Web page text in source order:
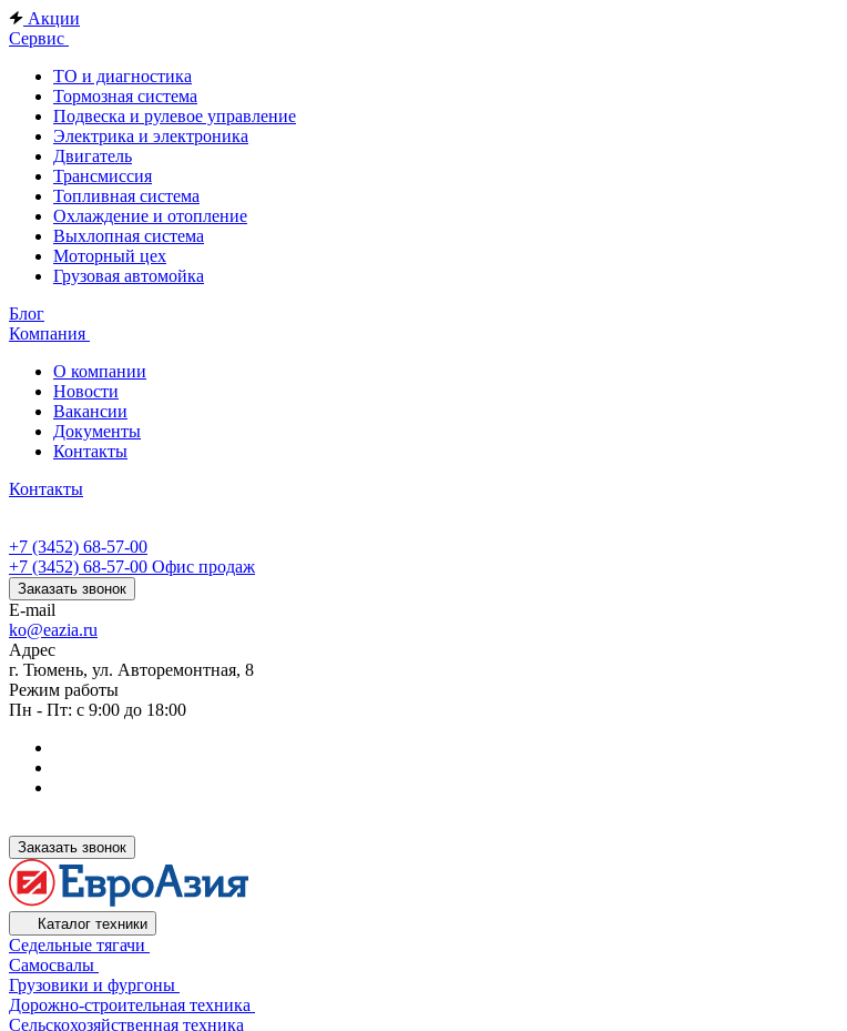
Акции
Сервис
ТО и диагностика
Тормозная система
Подвеска и рулевое управление
Электрика и электроника
Двигатель
Трансмиссия
Топливная система
Охлаждение и отопление
Выхлопная система
Моторный цех
Грузовая автомойка
Блог
Компания
О компании
Новости
Вакансии
Документы
Контакты
Контакты
+7 (3452) 68-57-00
+7 (3452) 68-57-00 Офис продаж
Заказать звонок
E-mail
ko@eazia.ru
Адрес
г. Тюмень, ул. Авторемонтная, 8
Режим работы
Пн - Пт: с 9:00 до 18:00
Заказать звонок
Каталог техники
Седельные тягачи
Самосвалы
Грузовики и фургоны
Дорожно-строительная техника
Сельскохозяйственная техника